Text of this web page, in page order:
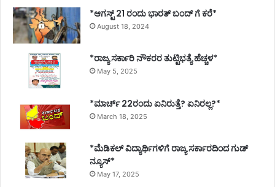
*ಆಗಸ್ಟ್ 21 ರಂದು ಭಾರತ್‌ ಬಂದ್‌ ಗೆ ಕರೆ*
August 18, 2024
*ರಾಜ್ಯ ಸರ್ಕಾರಿ ನೌಕರರ ತುಟ್ಟಿಭತ್ಯೆ ಹೆಚ್ಚಳ*
May 5, 2025
*ಮಾರ್ಚ್ 22ರಂದು ಏನಿರುತ್ತೆ? ಏನಿರಲ್ಲ?*
March 18, 2025
*ಮೆಡಿಕಲ್ ವಿದ್ಯಾರ್ಥಿಗಳಿಗೆ ರಾಜ್ಯ ಸರ್ಕಾರದಿಂದ ಗುಡ್
ನ್ಯೂಸ್*
May 17, 2025